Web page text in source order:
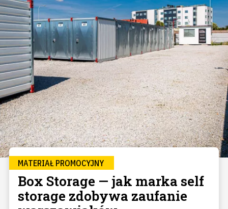
MATERIAŁ PROMOCYJNY
Box Storage — jak marka self
storage zdobywa zaufanie